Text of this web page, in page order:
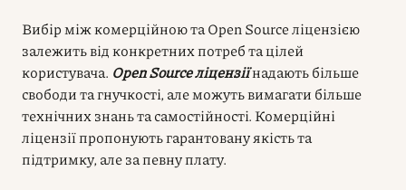
Вибір між комерційною та Open Source ліцензією
залежить від конкретних потреб та цілей
користувача. Open Source ліцензіїнадають більше
свободи та гнучкості, але можуть вимагати більше
технічних знань та самостійності. Комерційні
ліцензії пропонують гарантовану якість та
підтримку, але за певну плату.